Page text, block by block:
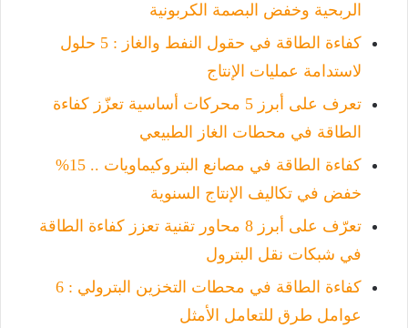
الربحية وخفض البصمة الكربونية
كفاءة الطاقة في حقول النفط والغاز : 5 حلول
لاستدامة عمليات الإنتاج
تعرف على أبرز 5 محركات أساسية تعزّز كفاءة
الطاقة في محطات الغاز الطبيعي
كفاءة الطاقة في مصانع البتروكيماويات .. 15%
خفض في تكاليف الإنتاج السنوية
تعرّف على أبرز 8 محاور تقنية تعزز كفاءة الطاقة
في شبكات نقل البترول
كفاءة الطاقة في محطات التخزين البترولي : 6
عوامل طرق للتعامل الأمثل